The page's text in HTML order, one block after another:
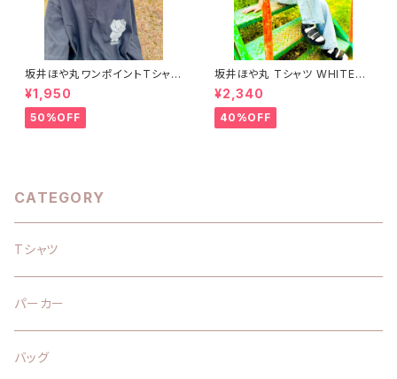
坂井ほや丸ワンポイントTシャツ
黒 S〜XL
¥1,950
50%OFF
坂井ほや丸 Tシャツ WHITE
S〜XL
¥2,340
40%OFF
CATEGORY
Tシャツ
パーカー
バッグ